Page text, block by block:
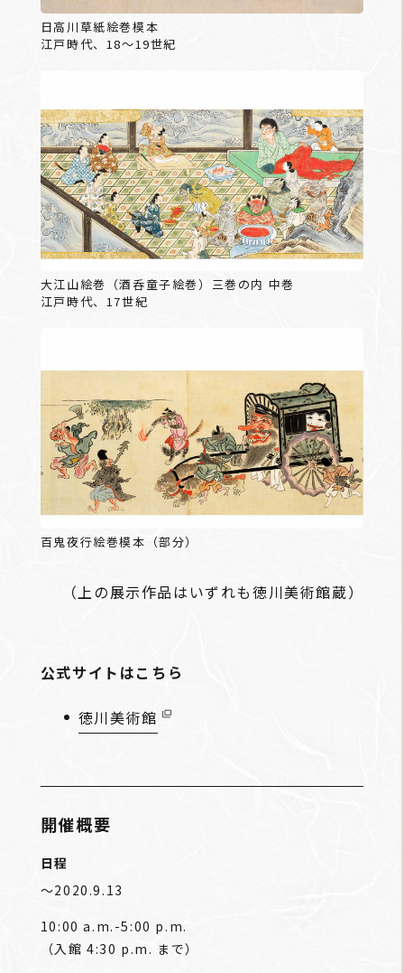
日高川草紙絵巻模本
江戸時代、18～19世紀
大江山絵巻（酒呑童子絵巻）三巻の内 中巻
江戸時代、17世紀
百鬼夜行絵巻模本（部分）
（上の展示作品はいずれも徳川美術館蔵）
公式サイトはこちら
徳川美術館
開催概要
日程
〜2020.9.13
10:00 a.m.-5:00 p.m.
（入館 4:30 p.m. まで）